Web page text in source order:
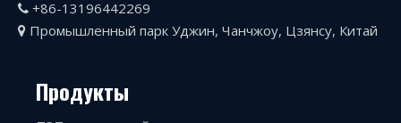
 +86-13196442269
 Промышленный парк Уджин, Чанчжоу, Цзянсу, Китай
Продукты